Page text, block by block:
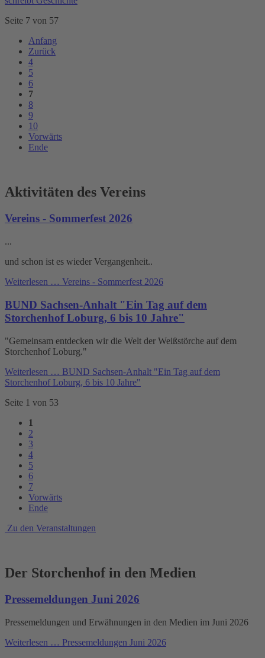
Seite 7 von 57
Anfang
Zurück
4
5
6
7
8
9
10
Vorwärts
Ende
Aktivitäten des Vereins
Vereins - Sommerfest 2026
...
und schon ist es wieder Vergangenheit..
Weiterlesen … Vereins - Sommerfest 2026
BUND Sachsen-Anhalt "Ein Tag auf dem
Storchenhof Loburg, 6 bis 10 Jahre"
"Gemeinsam entdecken wir die Welt der Weißstörche auf dem
Storchenhof Loburg."
Weiterlesen … BUND Sachsen-Anhalt "Ein Tag auf dem
Storchenhof Loburg, 6 bis 10 Jahre"
Seite 1 von 53
1
2
3
4
5
6
7
Vorwärts
Ende
Zu den Veranstaltungen
Der Storchenhof in den Medien
Pressemeldungen Juni 2026
Pressemeldungen und Erwähnungen in den Medien im Juni 2026
Weiterlesen … Pressemeldungen Juni 2026